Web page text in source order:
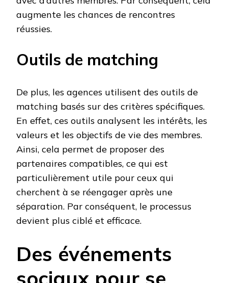
augmente les chances de rencontres
réussies.
Outils de matching
De plus, les agences utilisent des outils de
matching basés sur des critères spécifiques.
En effet, ces outils analysent les intérêts, les
valeurs et les objectifs de vie des membres.
Ainsi, cela permet de proposer des
partenaires compatibles, ce qui est
particulièrement utile pour ceux qui
cherchent à se réengager après une
séparation. Par conséquent, le processus
devient plus ciblé et efficace.
Des événements